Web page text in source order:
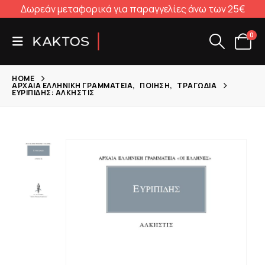
Δωρεάν μεταφορικά για παραγγελίες άνω των 25€
0
HOME
ΑΡΧΑΊΑ ΕΛΛΗΝΙΚΉ ΓΡΑΜΜΑΤΕΊΑ, ΠΟΊΗΣΗ, ΤΡΑΓΩΔΊΑ
ΕΥΡΙΠΊΔΗΣ: ΆΛΚΗΣΤΙΣ